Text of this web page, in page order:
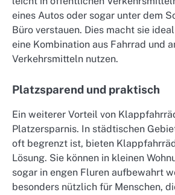
eines Autos oder sogar unter dem
Büro verstauen. Dies macht sie
eine Kombination aus Fahrrad und
Verkehrsmitteln nutzen.
Platzsparend und praktisch
Ein weiterer Vorteil von
Platzersparnis. In städtischen
oft begrenzt ist, bieten
Lösung. Sie können in kleinen
sogar in engen Fluren aufbewahrt
besonders nützlich für Menschen,